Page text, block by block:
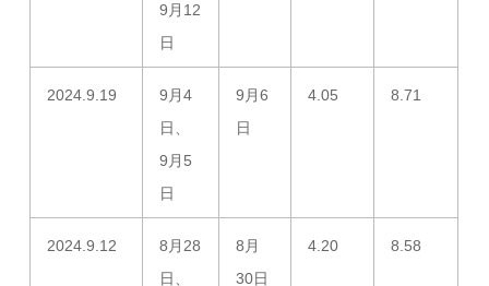
9月12
日
2024.9.19
9月4
日、
9月5
日
9月6
日
4.05 8.71
2024.9.12
8月28
日、
8月
30日
4.20 8.58